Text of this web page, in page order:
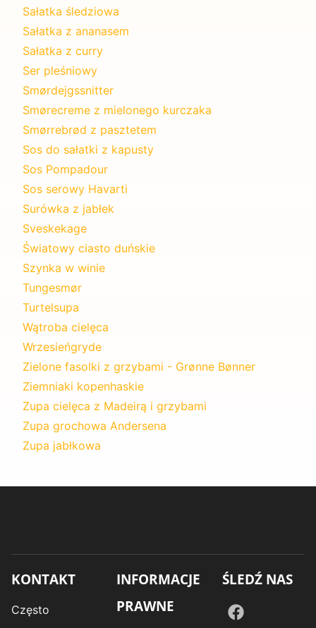
Sałatka śledziowa
Sałatka z ananasem
Sałatka z curry
Ser pleśniowy
Smørdejgssnitter
Smørecreme z mielonego kurczaka
Smørrebrød z pasztetem
Sos do sałatki z kapusty
Sos Pompadour
Sos serowy Havarti
Surówka z jabłek
Sveskekage
Światowy ciasto duńskie
Szynka w winie
Tungesmør
Turtelsupa
Wątroba cielęca
Wrzesieńgryde
Zielone fasolki z grzybami - Grønne Bønner
Ziemniaki kopenhaskie
Zupa cielęca z Madeirą i grzybami
Zupa grochowa Andersena
Zupa jabłkowa
KONTAKT
Często
INFORMACJE
PRAWNE
ŚLEDŹ NAS